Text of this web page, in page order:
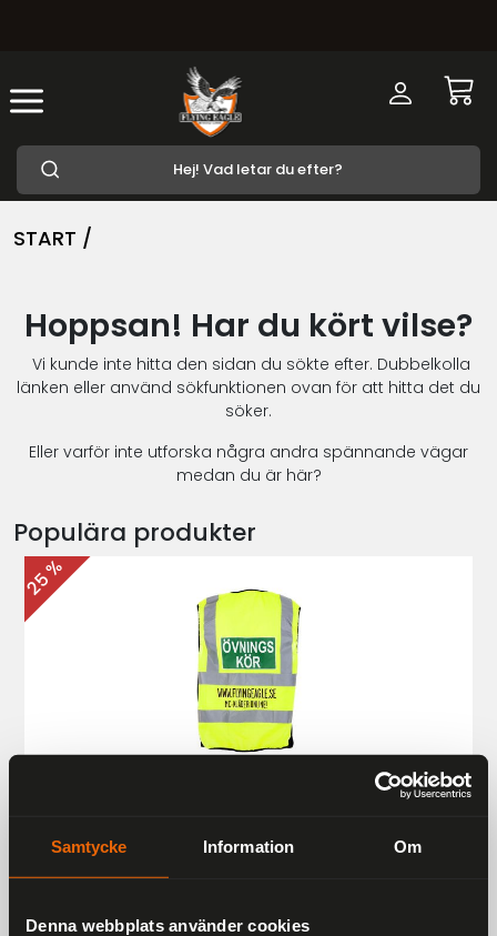
Samtycke Information Om
Denna webbplats använder cookies
START /
Hoppsan! Har du kört vilse?
Vi kunde inte hitta den sidan du sökte efter. Dubbelkolla
länken eller använd sökfunktionen ovan för att hitta det du
söker.
Eller varför inte utforska några andra spännande vägar
medan du är här?
Populära produkter
25 %
187 kr
249 kr